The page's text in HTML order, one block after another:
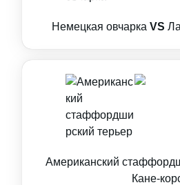
Немецкая овчарка VS
Американский
Кане-